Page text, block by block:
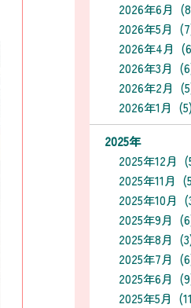
2026年6月
2026年5月
2026年4月
2026年3月
2026年2月
2026年1月 (5)
2025年
2025年12月
2025年11月
2025年10月
2025年9月
2025年8月
2025年7月
2025年6月
2025年5月